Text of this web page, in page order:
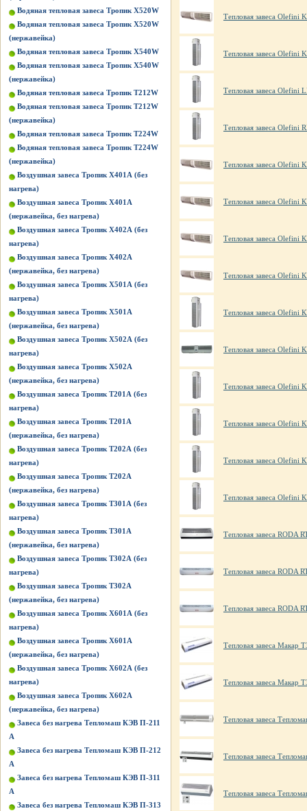
Водяная тепловая завеса Тропик X520W
Водяная тепловая завеса Тропик X520W
(нержавейка)
Водяная тепловая завеса Тропик X540W
Водяная тепловая завеса Тропик X540W
(нержавейка)
Водяная тепловая завеса Тропик Т212W
Водяная тепловая завеса Тропик Т212W
(нержавейка)
Водяная тепловая завеса Тропик Т224W
Водяная тепловая завеса Тропик Т224W
(нержавейка)
Воздушная завеса Тропик X401А (без
нагрева)
Воздушная завеса Тропик X401А
(нержавейка, без нагрева)
Воздушная завеса Тропик X402А (без
нагрева)
Воздушная завеса Тропик X402А
(нержавейка, без нагрева)
Воздушная завеса Тропик X501А (без
нагрева)
Воздушная завеса Тропик X501А
(нержавейка, без нагрева)
Воздушная завеса Тропик X502А (без
нагрева)
Воздушная завеса Тропик X502А
(нержавейка, без нагрева)
Воздушная завеса Тропик Т201А (без
нагрева)
Воздушная завеса Тропик Т201А
(нержавейка, без нагрева)
Воздушная завеса Тропик Т202А (без
нагрева)
Воздушная завеса Тропик Т202А
(нержавейка, без нагрева)
Воздушная завеса Тропик Т301А (без
нагрева)
Воздушная завеса Тропик Т301А
(нержавейка, без нагрева)
Воздушная завеса Тропик Т302А (без
нагрева)
Воздушная завеса Тропик Т302А
(нержавейка, без нагрева)
Воздушная завеса Тропик Х601А (без
нагрева)
Воздушная завеса Тропик Х601А
(нержавейка, без нагрева)
Воздушная завеса Тропик Х602А (без
нагрева)
Воздушная завеса Тропик Х602А
(нержавейка, без нагрева)
Завеса без нагрева Тепломаш КЭВ П-211
А
Завеса без нагрева Тепломаш КЭВ П-212
А
Завеса без нагрева Тепломаш КЭВ П-311
А
Завеса без нагрева Тепломаш КЭВ П-313
Тепловая завеса Olefini
Тепловая завеса Olefini
Тепловая завеса Olefini
Тепловая завеса Olefini
Тепловая завеса Olefini
Тепловая завеса Olefini
Тепловая завеса Olefini
Тепловая завеса Olefini
Тепловая завеса Olefini
Тепловая завеса Olefini
Тепловая завеса Olefini
Тепловая завеса Olefini
Тепловая завеса Olefini
Тепловая завеса Olefini
Тепловая завеса RODA
Тепловая завеса RODA
Тепловая завеса RODA
Тепловая завеса Макар
Тепловая завеса Макар
Тепловая завеса
Тепловая завеса
Тепловая завеса